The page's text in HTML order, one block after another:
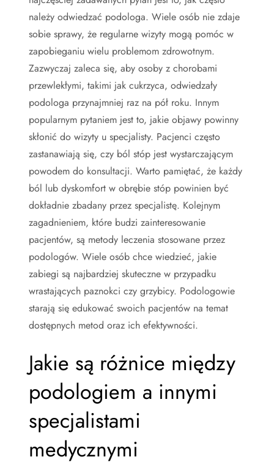
należy odwiedzać podologa. Wiele osób nie zdaje
sobie sprawy, że regularne wizyty mogą pomóc w
zapobieganiu wielu problemom zdrowotnym.
Zazwyczaj zaleca się, aby osoby z chorobami
przewlekłymi, takimi jak cukrzyca, odwiedzały
podologa przynajmniej raz na pół roku. Innym
popularnym pytaniem jest to, jakie objawy powinny
skłonić do wizyty u specjalisty. Pacjenci często
zastanawiają się, czy ból stóp jest wystarczającym
powodem do konsultacji. Warto pamiętać, że każdy
ból lub dyskomfort w obrębie stóp powinien być
dokładnie zbadany przez specjalistę. Kolejnym
zagadnieniem, które budzi zainteresowanie
pacjentów, są metody leczenia stosowane przez
podologów. Wiele osób chce wiedzieć, jakie
zabiegi są najbardziej skuteczne w przypadku
wrastających paznokci czy grzybicy. Podologowie
starają się edukować swoich pacjentów na temat
dostępnych metod oraz ich efektywności.
Jakie są różnice między
podologiem a innymi
specjalistami
medycznymi